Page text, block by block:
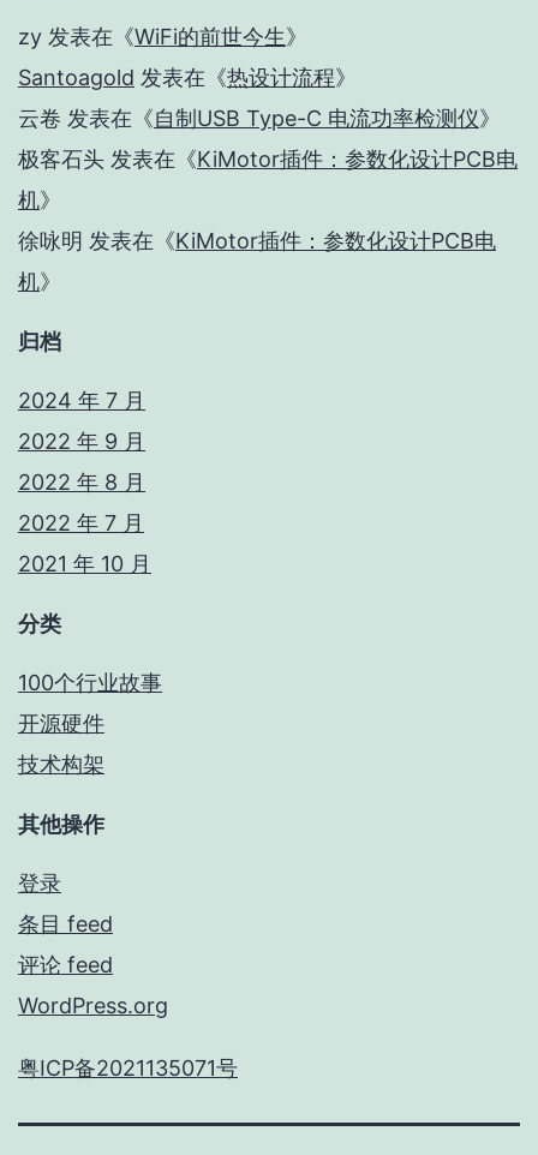
zy 发表在《WiFi的前世今生》
Santoagold 发表在《热设计流程》
云卷 发表在《自制USB Type-C 电流功率检测仪》
极客石头 发表在《KiMotor插件：参数化设计PCB电
机》
徐咏明 发表在《KiMotor插件：参数化设计PCB电
机》
归档
2024 年 7 月
2022 年 9 月
2022 年 8 月
2022 年 7 月
2021 年 10 月
分类
100个行业故事
开源硬件
技术构架
其他操作
登录
条目 feed
评论 feed
WordPress.org
粤ICP备2021135071号